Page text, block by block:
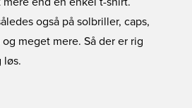
også på solbriller, caps,
meget mere. Så der er rig
løs.